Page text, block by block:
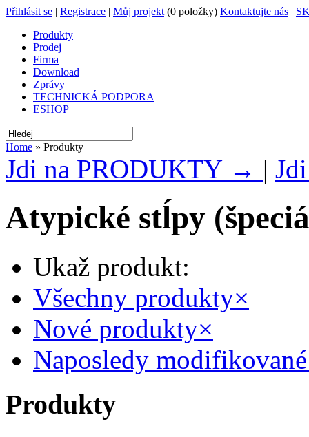
Přihlásit se | Registrace | Můj projekt (0 položky) Kontaktujte nás |
Produkty
Prodej
Firma
Download
Zprávy
TECHNICKÁ PODPORA
ESHOP
Home » Produkty
Jdi na PRODUKTY → |
Atypické stĺpy
Ukaž produkt:
Všechny produkty×
Nové produkty×
Naposledy
Produkty